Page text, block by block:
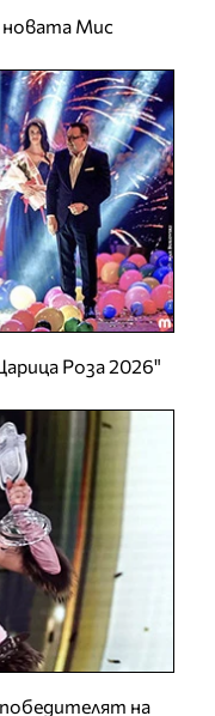
Мис
Роза 2026"
победителят на